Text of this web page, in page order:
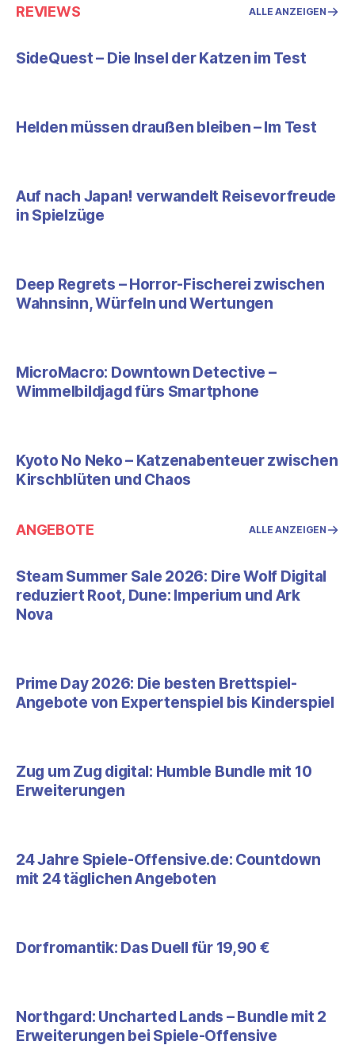
REVIEWS ALLE ANZEIGEN
SideQuest – Die Insel der Katzen im Test
Helden müssen draußen bleiben – Im Test
Auf nach Japan! verwandelt Reisevorfreude
in Spielzüge
Deep Regrets – Horror-Fischerei zwischen
Wahnsinn, Würfeln und Wertungen
MicroMacro: Downtown Detective –
Wimmelbildjagd fürs Smartphone
Kyoto No Neko – Katzenabenteuer zwischen
Kirschblüten und Chaos
ANGEBOTE ALLE ANZEIGEN
Steam Summer Sale 2026: Dire Wolf Digital
reduziert Root, Dune: Imperium und Ark
Nova
Prime Day 2026: Die besten Brettspiel-
Angebote von Expertenspiel bis Kinderspiel
Zug um Zug digital: Humble Bundle mit 10
Erweiterungen
24 Jahre Spiele-Offensive.de: Countdown
mit 24 täglichen Angeboten
Dorfromantik: Das Duell für 19,90 €
Northgard: Uncharted Lands – Bundle mit 2
Erweiterungen bei Spiele-Offensive